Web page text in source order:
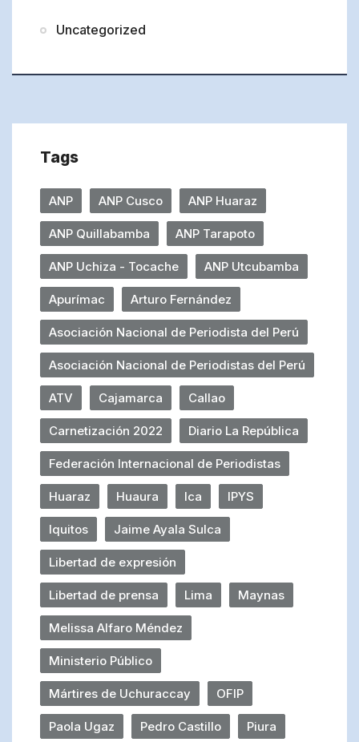
Uncategorized
Tags
ANP ANP Cusco ANP Huaraz
ANP Quillabamba ANP Tarapoto
ANP Uchiza - Tocache ANP Utcubamba
Apurímac Arturo Fernández
Asociación Nacional de Periodista del Perú
Asociación Nacional de Periodistas del Perú
ATV Cajamarca Callao
Carnetización 2022 Diario La República
Federación Internacional de Periodistas
Huaraz Huaura Ica IPYS
Iquitos Jaime Ayala Sulca
Libertad de expresión
Libertad de prensa Lima Maynas
Melissa Alfaro Méndez
Ministerio Público
Mártires de Uchuraccay OFIP
Paola Ugaz Pedro Castillo Piura